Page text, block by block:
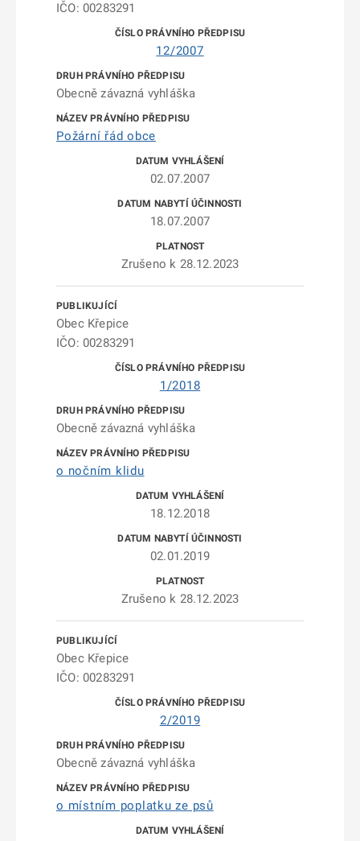
IČO: 00283291
12/2007
Obecně závazná vyhláška
Požární řád obce
02.07.2007
18.07.2007
Zrušeno k 28.12.2023
Obec Křepice
IČO: 00283291
1/2018
Obecně závazná vyhláška
o nočním klidu
18.12.2018
02.01.2019
Zrušeno k 28.12.2023
Obec Křepice
IČO: 00283291
2/2019
Obecně závazná vyhláška
o místním poplatku ze psů